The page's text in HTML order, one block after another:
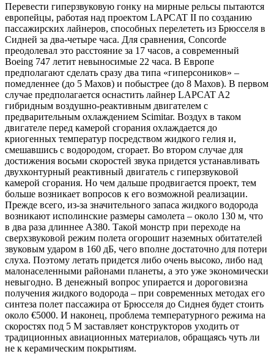
Перевести гиперзвуковую гонку на мирные рельсы пытаются
европейцы, работая над проектом LAPCAT II по созданию
пассажирских лайнеров, способных перелететь из Брюсселя в
Сидней за два-четыре часа. Для сравнения, Concorde
преодолевал это расстояние за 17 часов, а современный
Boeing 747 летит невыносимые 22 часа. В Европе
предполагают сделать сразу два типа «гиперсоников» –
помедленнее (до 5 Махов) и побыстрее (до 8 Махов). В первом
случае предполагается оснастить лайнер LAPCAT A2
гибридным воздушно-реактивным двигателем с
предварительным охлаждением Scimitar. Воздух в таком
двигателе перед камерой сгорания охлаждается до
криогенных температур посредством жидкого гелия и,
смешавшись с водородом, сгорает. Во втором случае для
достижения восьми скоростей звука придется устанавливать
двухконтурный реактивный двигатель с гиперзвуковой
камерой сгорания. Но чем дальше продвигается проект, тем
больше возникает вопросов к его возможной реализации.
Прежде всего, из-за значительного запаса жидкого водорода
возникают исполинские размеры самолета – около 130 м, что
в два раза длиннее А380. Такой монстр при переходе на
сверхзвуковой режим полета огорошит наземных обитателей
звуковым ударом в 160 дБ, чего вполне достаточно для потери
слуха. Поэтому летать придется либо очень высоко, либо над
малонаселенными районами планеты, а это уже экономически
невыгодно. В денежный вопрос упирается и дороговизна
получения жидкого водорода – при современных методах его
синтеза полет пассажира от Брюсселя до Сиднея будет стоить
около €5000. И наконец, проблема температурного режима на
скоростях под 5 М заставляет конструкторов уходить от
традиционных авиационных материалов, обращаясь чуть ли
не к керамическим покрытиям.